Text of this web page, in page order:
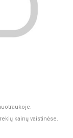
kainų vaistinėse.